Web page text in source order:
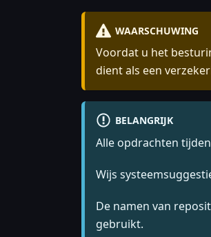
WAARSCHUWING
Voordat u het
dient als een
BELANGRIJK
Alle opdrachten
Wijs
De namen van
gebruikt.